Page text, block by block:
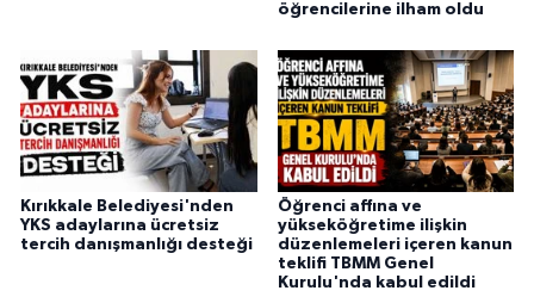
öğrencilerine ilham oldu
Kırıkkale Belediyesi'nden
YKS adaylarına ücretsiz
tercih danışmanlığı desteği
Öğrenci affına ve
yükseköğretime ilişkin
düzenlemeleri içeren kanun
teklifi TBMM Genel
Kurulu'nda kabul edildi